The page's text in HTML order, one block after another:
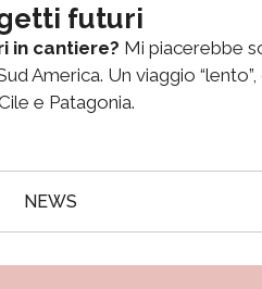
futuri
in cantiere? Mi piacerebbe
America. Un viaggio
e Patagonia.
NEWS